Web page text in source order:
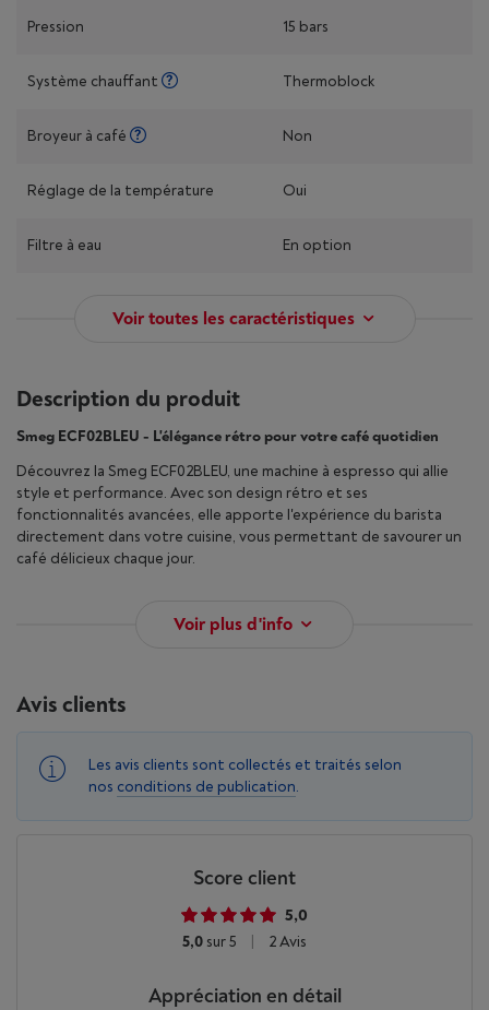
Pression 15 bars
Système chauffant Thermoblock
Broyeur à café Non
Réglage de la température Oui
Filtre à eau En option
Voir toutes les caractéristiques
Description du produit
Smeg ECF02BLEU - L'élégance rétro pour votre café quotidien
Découvrez la Smeg ECF02BLEU, une machine à espresso qui allie
style et performance. Avec son design rétro et ses
fonctionnalités avancées, elle apporte l'expérience du barista
directement dans votre cuisine, vous permettant de savourer un
café délicieux chaque jour.
Voir plus d'info
Avis clients
Les avis clients sont collectés et traités selon
nos conditions de publication.
Score client
5,0
5,0 sur 5 2 Avis
Appréciation en détail